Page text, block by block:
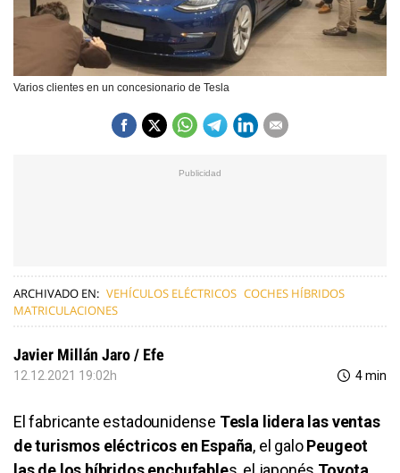
Varios clientes en un concesionario de Tesla
ARCHIVADO EN: VEHÍCULOS ELÉCTRICOS COCHES HÍBRIDOS
MATRICULACIONES
Javier Millán Jaro / Efe
12.12.2021 19:02h 4 min
El fabricante estadounidense Tesla lidera las ventas
de turismos eléctricos en España, el galoPeugeot